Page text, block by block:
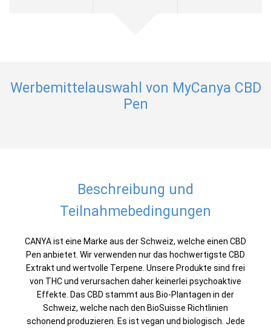
Werbemittelauswahl von MyCanya CBD
Pen
Beschreibung und
Teilnahmebedingungen
CANYA ist eine Marke aus der Schweiz, welche einen CBD
Pen anbietet. Wir verwenden nur das hochwertigste CBD
Extrakt und wertvolle Terpene. Unsere Produkte sind frei
von THC und verursachen daher keinerlei psychoaktive
Effekte. Das CBD stammt aus Bio-Plantagen in der
Schweiz, welche nach den BioSuisse Richtlinien
schonend produzieren. Es ist vegan und biologisch. Jede